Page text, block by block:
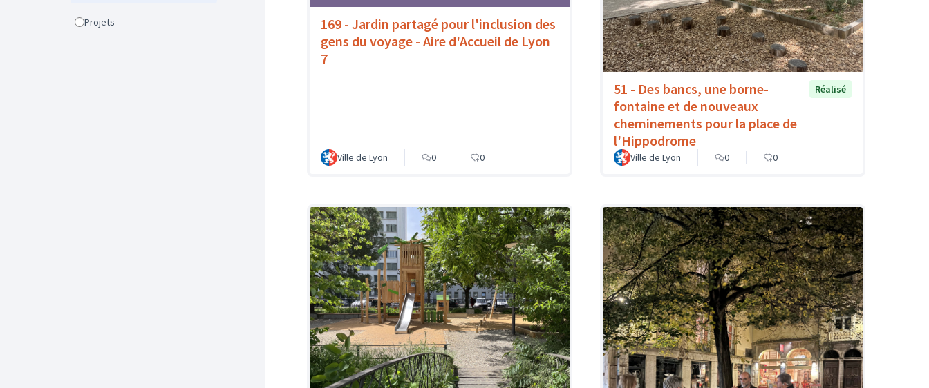
Projets
169 - Jardin partagé pour l'inclusion des
gens du voyage - Aire d'Accueil de Lyon
7
Ville de Lyon 0 0
51 - Des bancs, une borne-
fontaine et de nouveaux
cheminements pour la place de
l'Hippodrome
Réalisé
Ville de Lyon 0 0